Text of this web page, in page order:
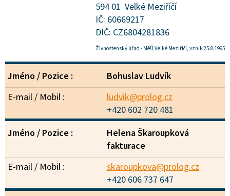
594 01 Velké Meziříčí
IČ: 60669217
DIČ: CZ6804281836
Živnostenský úřad - MěÚ Velké Meziříčí, vznik 25.8.1995
Bohuslav Ludvík
ludvik@prolog.cz
+420 602 720 481
Helena Škaroupková
fakturace
skaroupkova@prolog.cz
+420 606 737 647